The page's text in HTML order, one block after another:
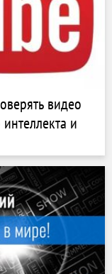
видео
и